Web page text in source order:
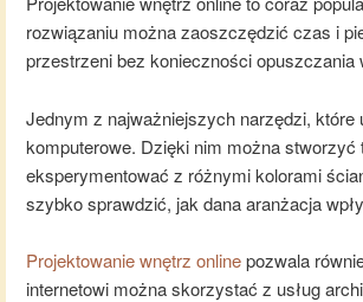
rozwiązaniu można zaoszczędzić czas i
przestrzeni bez konieczności opuszczania
Jednym z najważniejszych narzędzi, które
komputerowe. Dzięki nim można
eksperymentować z różnymi kolorami
szybko sprawdzić, jak dana aranżacja
Projektowanie wnętrz onlinepozwala
internetowi można skorzystać z usług